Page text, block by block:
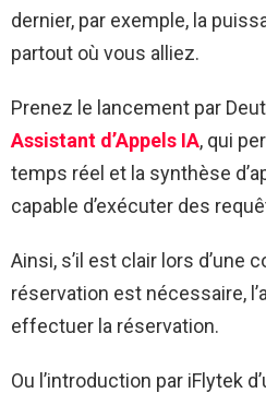
dernier, par exemple, la
partout où vous alliez.
Prenez le lancement par
Assistant d’Appels IA, qui
temps réel et la synthèse
capable d’exécuter des
Ainsi, s’il est clair lors d’une
réservation est nécessaire,
effectuer la réservation.
Ou l’introduction par iFlytek